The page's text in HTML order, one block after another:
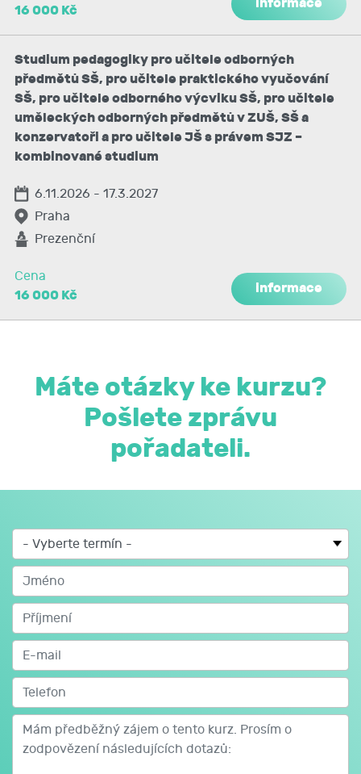
činnosti učitele.
16 000 Kč
Studium pedagogiky pro učitele odborných
předmětů SŠ, pro učitele praktického vyučování
SŠ, pro učitele odborného výcviku SŠ, pro učitele
uměleckých odborných předmětů v ZUŠ, SŠ a
konzervatoři a pro učitele JŠ s právem SJZ –
kombinované studium
6.11.2026 - 17.3.2027
Praha
Prezenční
informace
Cena
16 000 Kč
Máte otázky ke kurzu?
Pošlete zprávu
pořadateli.